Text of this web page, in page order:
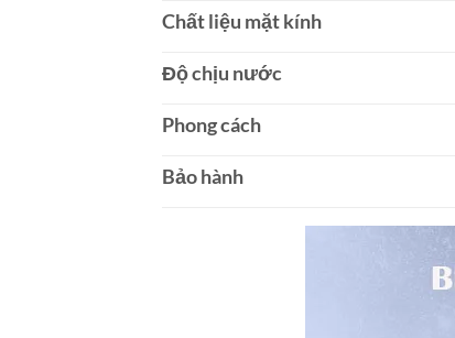
Chất liệu mặt kính
Độ chịu nước
Phong cách
Bảo hành